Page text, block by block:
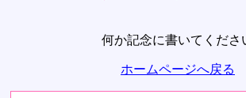
何か記念に書いてくださ
ホームページへ戻る